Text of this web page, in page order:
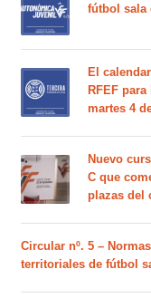
fútbol sala
El
RFEF para
martes 4
Nuevo
C que
plazas del
Circular nº. 5 –
territoriales de fútbol